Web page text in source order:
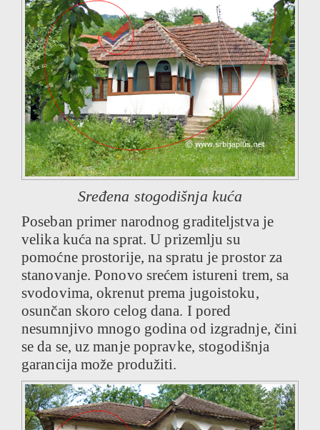
Sređena stogodišnja kuća
Poseban primer narodnog graditeljstva je
velika kuća na sprat. U prizemlju su
pomoćne prostorije, na spratu je prostor za
stanovanje. Ponovo srećem istureni trem, sa
svodovima, okrenut prema jugoistoku,
osunčan skoro celog dana. I pored
nesumnjivo mnogo godina od izgradnje, čini
se da se, uz manje popravke, stogodišnja
garancija može produžiti.